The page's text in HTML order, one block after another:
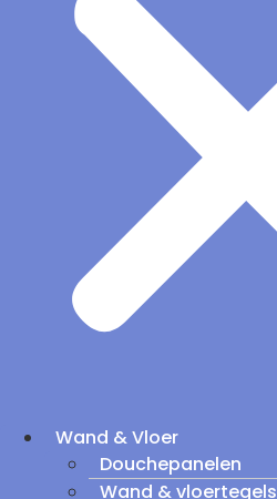
Wand & Vloer
Douchepanelen
Wand & vloertegels